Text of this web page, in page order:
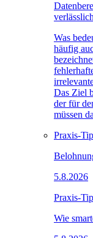
Was
häufig
Das Ziel
der für
müssen
Praxis-
5.8.2026
Praxis-
Wie